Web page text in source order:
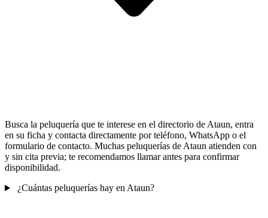
Busca la peluquería que te interese en el directorio de Ataun, entra
en su ficha y contacta directamente por teléfono, WhatsApp o el
formulario de contacto. Muchas peluquerías de Ataun atienden con
y sin cita previa; te recomendamos llamar antes para confirmar
disponibilidad.
¿Cuántas peluquerías hay en Ataun?